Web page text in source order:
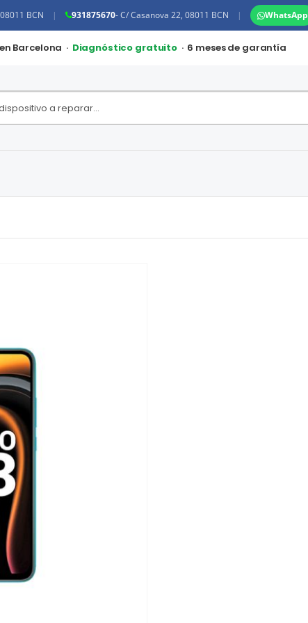
BCN | 931875670- C/ Casanova 22, 08011 BCN | WhatsApp
Barcelona · Diagnóstico gratuito · 6 meses de garantía